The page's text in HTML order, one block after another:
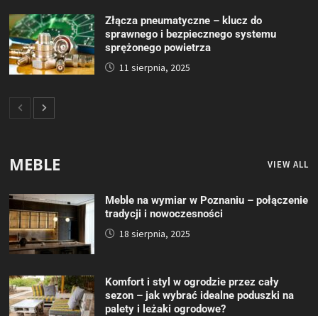
Złącza pneumatyczne – klucz do
sprawnego i bezpiecznego systemu
sprężonego powietrza
11 sierpnia, 2025
MEBLE VIEW ALL
Meble na wymiar w Poznaniu – połączenie
tradycji i nowoczesności
18 sierpnia, 2025
Komfort i styl w ogrodzie przez cały
sezon – jak wybrać idealne poduszki na
palety i leżaki ogrodowe?